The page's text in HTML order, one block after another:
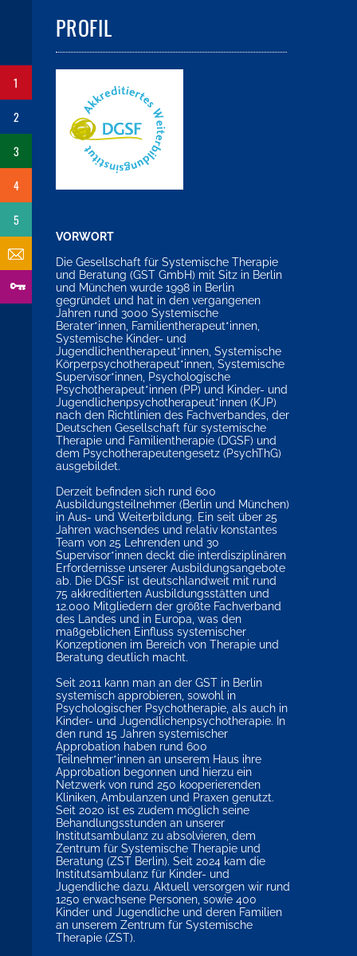
1
2
3
4
5
PROFIL
VORWORT
Die Gesellschaft für Systemische Therapie
und Beratung (GST GmbH) mit Sitz in Berlin
und München wurde 1998 in Berlin
gegründet und hat in den vergangenen
Jahren rund 3000 Systemische
Berater*innen, Familientherapeut*innen,
Systemische Kinder- und
Jugendlichentherapeut*innen, Systemische
Körperpsychotherapeut*innen, Systemische
Supervisor*innen, Psychologische
Psychotherapeut*innen (PP) und Kinder- und
Jugendlichenpsychotherapeut*innen (KJP)
nach den Richtlinien des Fachverbandes, der
Deutschen Gesellschaft für systemische
Therapie und Familientherapie (DGSF) und
dem Psychotherapeutengesetz (PsychThG)
ausgebildet.
Derzeit befinden sich rund 600
Ausbildungsteilnehmer (Berlin und München)
in Aus- und Weiterbildung. Ein seit über 25
Jahren wachsendes und relativ konstantes
Team von 25 Lehrenden und 30
Supervisor*innen deckt die interdisziplinären
Erfordernisse unserer Ausbildungsangebote
ab. Die DGSF ist deutschlandweit mit rund
75 akkreditierten Ausbildungsstätten und
12.000 Mitgliedern der größte Fachverband
des Landes und in Europa, was den
maßgeblichen Einfluss systemischer
Konzeptionen im Bereich von Therapie und
Beratung deutlich macht.
Seit 2011 kann man an der GST in Berlin
systemisch approbieren, sowohl in
Psychologischer Psychotherapie, als auch in
Kinder- und Jugendlichenpsychotherapie. In
den rund 15 Jahren systemischer
Approbation haben rund 600
Teilnehmer*innen an unserem Haus ihre
Approbation begonnen und hierzu ein
Netzwerk von rund 250 kooperierenden
Kliniken, Ambulanzen und Praxen genutzt.
Seit 2020 ist es zudem möglich seine
Behandlungsstunden an unserer
Institutsambulanz zu absolvieren, dem
Zentrum für Systemische Therapie und
Beratung (ZST Berlin). Seit 2024 kam die
Institutsambulanz für Kinder- und
Jugendliche dazu. Aktuell versorgen wir rund
1250 erwachsene Personen, sowie 400
Kinder und Jugendliche und deren Familien
an unserem Zentrum für Systemische
Therapie (ZST).